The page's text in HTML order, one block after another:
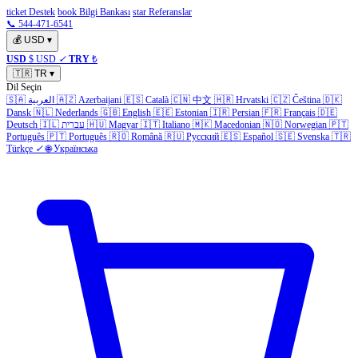
ticket Destek book Bilgi Bankası star Referanslar
📞 544-471-6541
💰 USD ▾
USD $ USD ✓ TRY ₺
🇹🇷 TR ▾
Dil Seçin
🇸🇦 العربية 🇦🇿 Azerbaijani 🇪🇸 Català 🇨🇳 中文 🇭🇷 Hrvatski 🇨🇿 Čeština 🇩🇰
Dansk 🇳🇱 Nederlands 🇬🇧 English 🇪🇪 Estonian 🇮🇷 Persian 🇫🇷 Français 🇩🇪
Deutsch 🇮🇱 עברית 🇭🇺 Magyar 🇮🇹 Italiano 🇲🇰 Macedonian 🇳🇴 Norwegian 🇵🇹
Português 🇵🇹 Português 🇷🇴 Română 🇷🇺 Русский 🇪🇸 Español 🇸🇪 Svenska 🇹🇷
Türkçe ✓ 🌐 Українська